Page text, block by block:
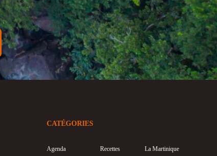
CATÉGORIES
Agenda Recettes La Martinique